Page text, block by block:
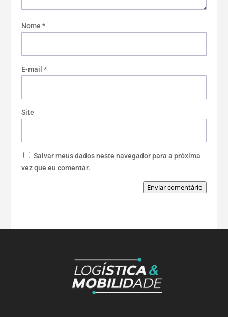
Nome*
E-mail*
Site
Salvar meus dados neste navegador para a próxima
vez que eu comentar.
Enviar comentário